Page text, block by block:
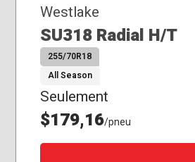
Westlake
SU318 Radial H/T
255/70R18
All Season
Seulement
$179,16/pneu